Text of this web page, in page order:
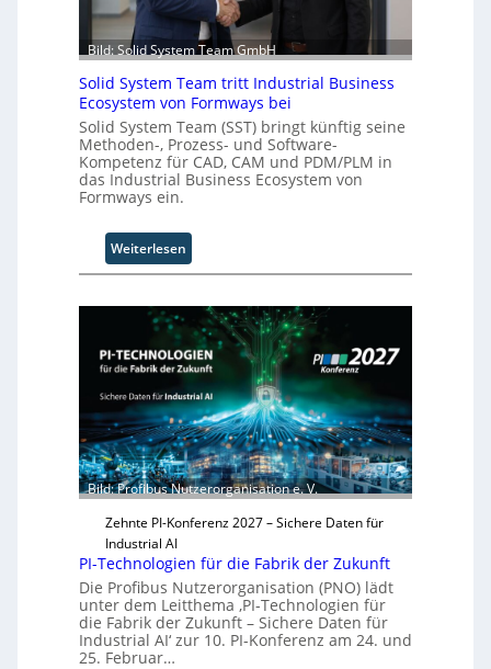
A
u
t
o
m
a
t
i
o
n
O
r
g
h
s
t
w
e
i
t
e
r
Bild: Solid System Team GmbH
Solid System Team tritt Industrial Business
Ecosystem von Formways bei
Solid System Team (SST) bringt künftig seine
Methoden-, Prozess- und Software-
Kompetenz für CAD, CAM und PDM/PLM in
das Industrial Business Ecosystem von
Formways ein.
Weiterlesen:
S
l
d
S
y
s
t
e
m
T
e
m
t
r
i
t
Bild: Profibus Nutzerorganisation e. V.
Zehnte PI-Konferenz 2027 – Sichere Daten für
Industrial AI
PI-Technologien für die Fabrik der Zukunft
Die Profibus Nutzerorganisation (PNO) lädt
unter dem Leitthema ‚PI-Technologien für
die Fabrik der Zukunft – Sichere Daten für
Industrial AI‘ zur 10. PI-Konferenz am 24. und
25. Februar…